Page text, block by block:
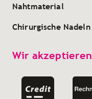
Nahtmaterial
Chirurgische Nadeln
Wir akzeptieren